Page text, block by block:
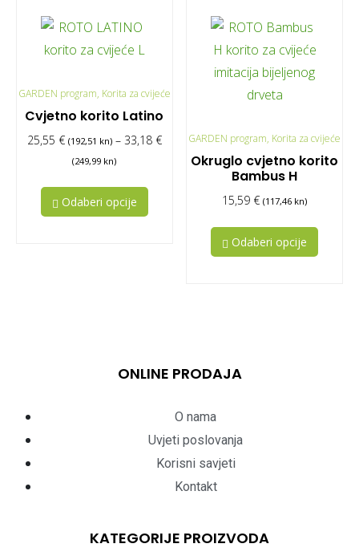
GARDEN program, Korita za cvijeće
Cvjetno korito Latino
25,55 € (192,51 kn) – 33,18 €
(249,99 kn)
Odaberi opcije
GARDEN program, Korita za cvijeće
Okruglo cvjetno korito
Bambus H
15,59 € (117,46 kn)
Odaberi opcije
ONLINE PRODAJA
O nama
Uvjeti poslovanja
Korisni savjeti
Kontakt
KATEGORIJE PROIZVODA